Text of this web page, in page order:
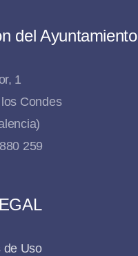
del Ayuntamiento
1
Condes
259
de Uso